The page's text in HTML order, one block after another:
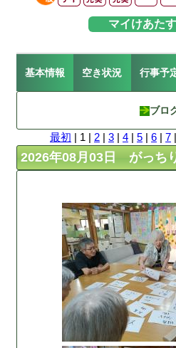
マイけあた
基本情報 空き状況 行事予
ブロ
最初 | 1 | 2 | 3 | 4 | 5 | 6 | 7 |
2026年08月03日 がっち